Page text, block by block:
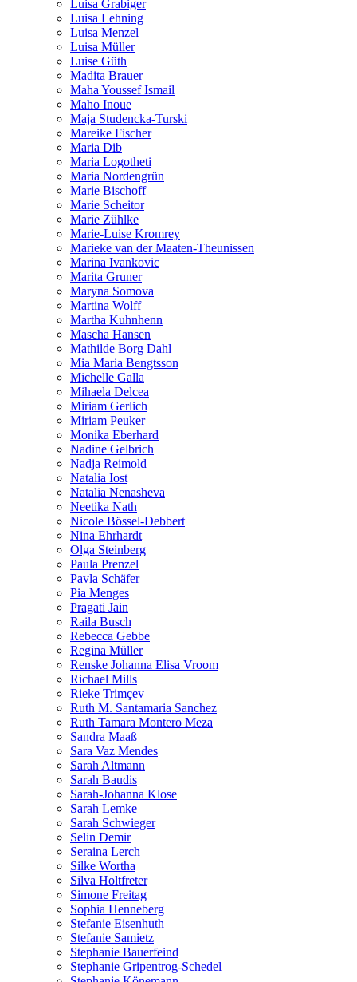
Luisa Grabiger
Luisa Lehning
Luisa Menzel
Luisa Müller
Luise Güth
Madita Brauer
Maha Youssef Ismail
Maho Inoue
Maja Studencka-Turski
Mareike Fischer
Maria Dib
Maria Logotheti
Maria Nordengrün
Marie Bischoff
Marie Scheitor
Marie Zühlke
Marie-Luise Kromrey
Marieke van der Maaten-Theunissen
Marina Ivankovic
Marita Gruner
Maryna Somova
Martina Wolff
Martha Kuhnhenn
Mascha Hansen
Mathilde Borg Dahl
Mia Maria Bengtsson
Michelle Galla
Mihaela Delcea
Miriam Gerlich
Miriam Peuker
Monika Eberhard
Nadine Gelbrich
Nadja Reimold
Natalia Iost
Natalia Nenasheva
Neetika Nath
Nicole Bössel-Debbert
Nina Ehrhardt
Olga Steinberg
Paula Prenzel
Pavla Schäfer
Pia Menges
Pragati Jain
Raila Busch
Rebecca Gebbe
Regina Müller
Renske Johanna Elisa Vroom
Richael Mills
Rieke Trimçev
Ruth M. Santamaria Sanchez
Ruth Tamara Montero Meza
Sandra Maaß
Sara Vaz Mendes
Sarah Altmann
Sarah Baudis
Sarah-Johanna Klose
Sarah Lemke
Sarah Schwieger
Selin Demir
Seraina Lerch
Silke Wortha
Silva Holtfreter
Simone Freitag
Sophia Henneberg
Stefanie Eisenhuth
Stefanie Samietz
Stephanie Bauerfeind
Stephanie Gripentrog-Schedel